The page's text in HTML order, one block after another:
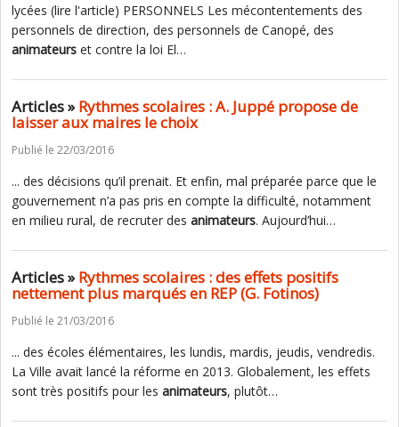
lycées (lire l'article) PERSONNELS Les mécontentements des
personnels de direction, des personnels de Canopé, des
animateurs et contre la loi El…
Articles »Rythmes scolaires : A. Juppé propose de
laisser aux maires le choix
Publié le 22/03/2016
... des décisions qu’il prenait. Et enfin, mal préparée parce que le
gouvernement n’a pas pris en compte la difficulté, notamment
en milieu rural, de recruter des animateurs. Aujourd’hui…
Articles »Rythmes scolaires : des effets positifs
nettement plus marqués en REP (G. Fotinos)
Publié le 21/03/2016
... des écoles élémentaires, les lundis, mardis, jeudis, vendredis.
La Ville avait lancé la réforme en 2013. Globalement, les effets
sont très positifs pour les animateurs, plutôt…